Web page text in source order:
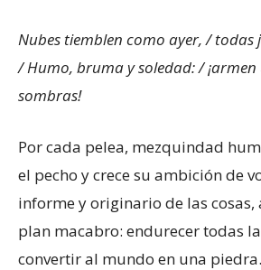
Nubes tiemblen como ayer, /todas
/Humo, bruma y soledad: /
sombras!
Por cada pelea, mezquindad
el pecho y crece su ambición de
informe y originario de las cosas,
plan macabro: endurecer todas
convertir al mundo en una piedra.